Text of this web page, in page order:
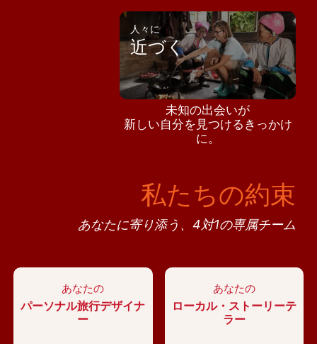
人々に
近づく
未知の出会いが
新しい自分を見つけるきっかけ
に。
私たちの約束
あなたに寄り添う、4対1の専属チーム
あなたの
パーソナル旅行デザイナ
ー
あなたの
ローカル・ストーリーテ
ラー